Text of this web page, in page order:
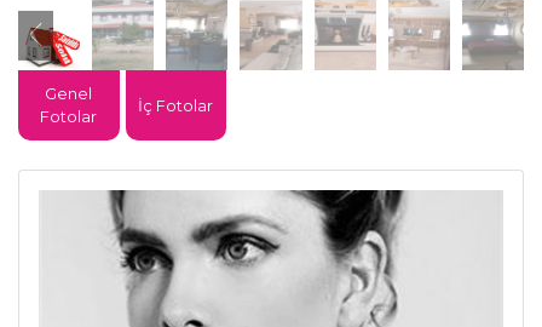
Genel
Fotolar
İç Fotolar